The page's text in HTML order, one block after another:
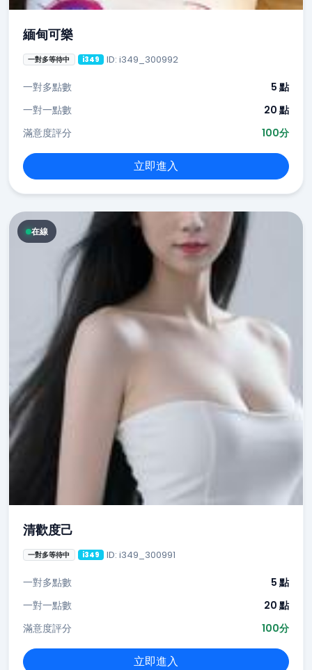
緬甸可樂
一對多等待中 i349 ID: i349_300992
一對多點數
5 點
一對一點數
20 點
滿意度評分
100分
立即進入
在線
清歡度己
一對多等待中 i349 ID: i349_300991
一對多點數
5 點
一對一點數
20 點
滿意度評分
100分
立即進入